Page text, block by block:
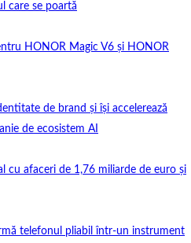
care se poartă
HONOR Magic V6 și HONOR
de brand și își accelerează
de ecosistem AI
cu afaceri de 1,76 miliarde de euro și
telefonul pliabil într-un instrument